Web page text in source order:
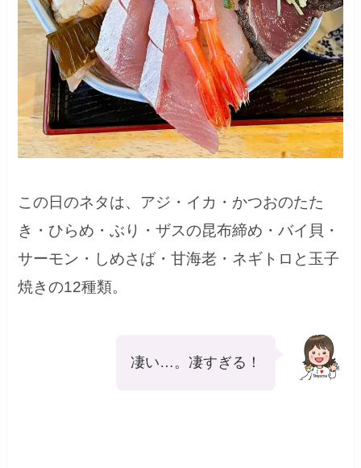
この日のネタは、アジ・イカ・かつおのたた
き・ひらめ・ぶり・ザスの昆布締め・バイ貝・
サーモン・しめさば・甘海老・ネギトロと玉子
焼きの12種類。
凄い…。凄すぎる！